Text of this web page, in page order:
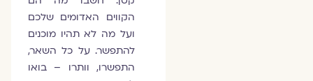
הקווים האדומים שלכם
ועל מה לא תהיו מוכנים
להתפשר. על כל השאר,
התפשרו, וותרו – בואו